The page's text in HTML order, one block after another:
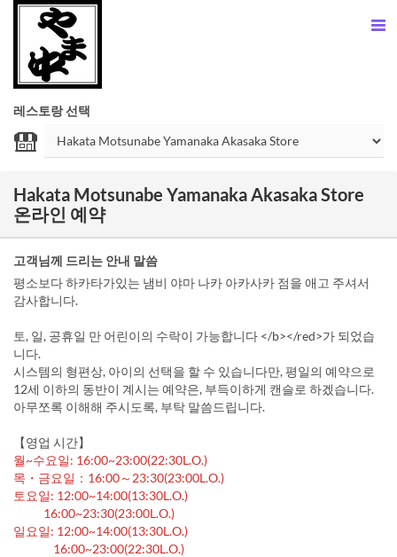
레스토랑 선택
Hakata Motsunabe Yamanaka Akasaka Store
온라인 예약
고객님께 드리는 안내 말씀
평소보다 하카타가있는 냄비 야마 나카 아카사카 점을 애고 주셔서
감사합니다.
토, 일, 공휴일 만 어린이의 수락이 가능합니다 </b></red>가 되었습
니다.
시스템의 형편상, 아이의 선택을 할 수 있습니다만, 평일의 예약으로
12세 이하의 동반이 계시는 예약은, 부득이하게 캔슬로 하겠습니다.
아무쪼록 이해해 주시도록, 부탁 말씀드립니다.
【영업 시간】
월~수요일: 16:00~23:00(22:30L.O.)
목・금요일：16:00～23:30(23:00L.O.)
토요일: 12:00~14:00(13:30L.O.)
16:00~23:30(23:00L.O.)
일요일: 12:00~14:00(13:30L.O.)
16:00~23:00(22:30L.O.)